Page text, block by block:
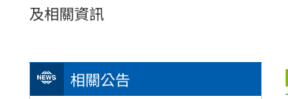
及相關資訊
相關公告